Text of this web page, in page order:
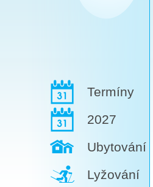
Termíny
2027
Ubytování
Lyžování